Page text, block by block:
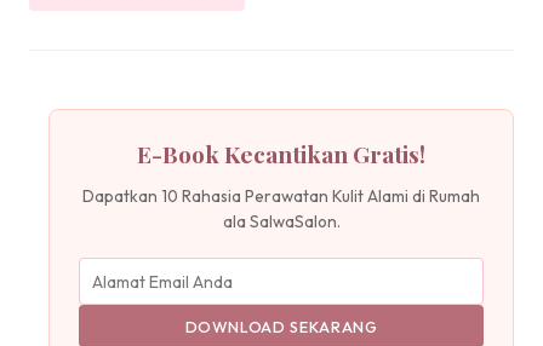
E-Book Kecantikan Gratis!
Dapatkan 10 Rahasia Perawatan Kulit Alami di Rumah
ala SalwaSalon.
DOWNLOAD SEKARANG